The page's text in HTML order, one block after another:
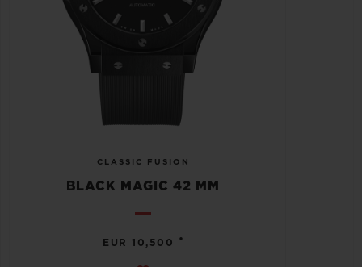
CLASSIC FUSION
BLACK MAGIC 42 MM
EUR 10,500 •